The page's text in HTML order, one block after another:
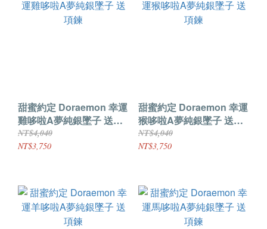
甜蜜約定 Doraemon 幸運
雞哆啦A夢純銀墜子 送項
鍊
NT$4,040
NT$3,750
甜蜜約定 Doraemon 幸運
猴哆啦A夢純銀墜子 送項
鍊
NT$4,040
NT$3,750